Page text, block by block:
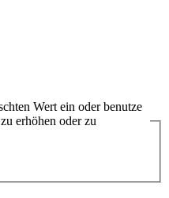
Wert ein oder benutze
erhöhen oder zu